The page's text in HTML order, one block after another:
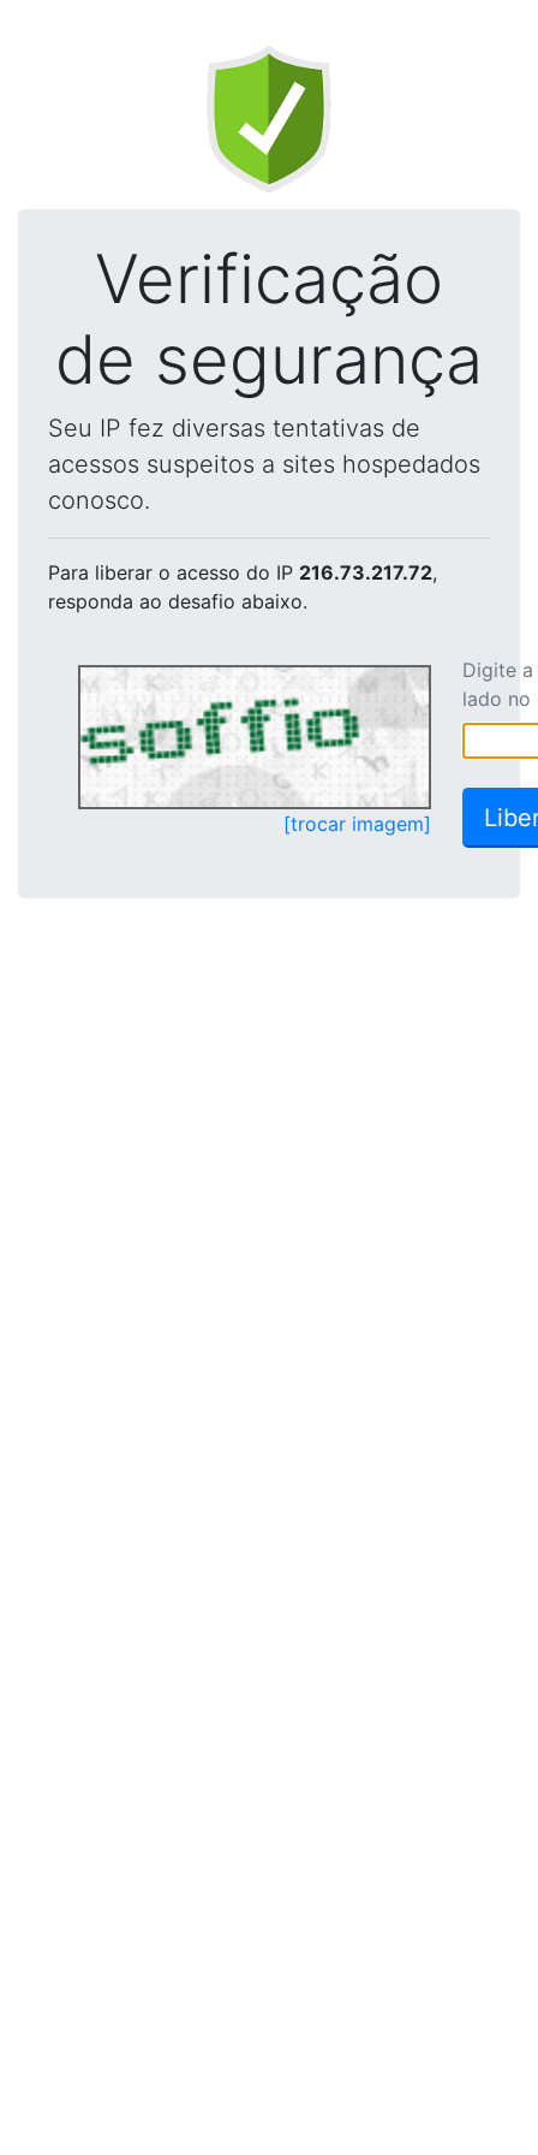
Verificação
de segurança
Seu IP fez diversas tentativas de
acessos suspeitos a sites hospedados
conosco.
Para liberar o acesso do IP 216.73.217.72,
responda ao desafio abaixo.
[trocar imagem]
Digite
lado no